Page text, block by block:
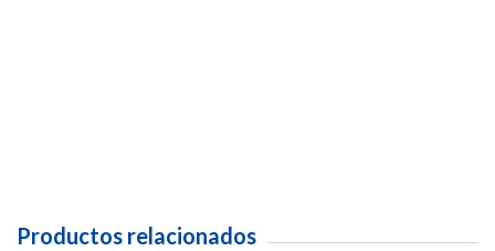
Productos relacionados